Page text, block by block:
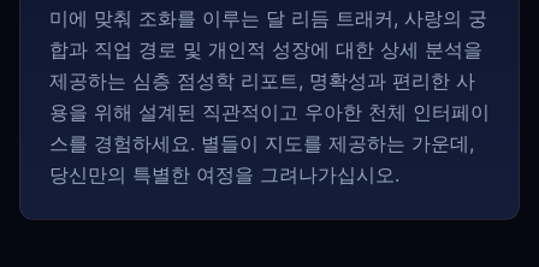
미에 맞춰 조화를 이루는 달 리듬 트래커, 사랑의 궁
합과 직업 경로 및 개인적 성장에 대한 상세 분석을
제공하는 심층 점성학 리포트, 명확성과 편리한 사
용을 위해 설계된 직관적이고 우아한 천체 인터페이
스를 경험하세요. 별들이 지도를 제공하는 가운데,
당신만의 특별한 여정을 그려나가십시오.